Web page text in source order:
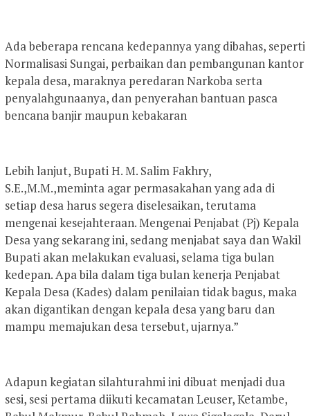
Ada beberapa rencana kedepannya yang dibahas, seperti
Normalisasi Sungai, perbaikan dan pembangunan kantor
kepala desa, maraknya peredaran Narkoba serta
penyalahgunaanya, dan penyerahan bantuan pasca
bencana banjir maupun kebakaran
Lebih lanjut, Bupati H. M. Salim Fakhry,
S.E.,M.M.,meminta agar permasakahan yang ada di
setiap desa harus segera diselesaikan, terutama
mengenai kesejahteraan. Mengenai Penjabat (Pj) Kepala
Desa yang sekarang ini, sedang menjabat saya dan Wakil
Bupati akan melakukan evaluasi, selama tiga bulan
kedepan. Apa bila dalam tiga bulan kenerja Penjabat
Kepala Desa (Kades) dalam penilaian tidak bagus, maka
akan digantikan dengan kepala desa yang baru dan
mampu memajukan desa tersebut, ujarnya.”
Adapun kegiatan silahturahmi ini dibuat menjadi dua
sesi, sesi pertama diikuti kecamatan Leuser, Ketambe,